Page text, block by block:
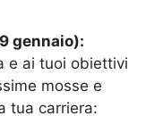
gennaio):
e ai tuoi obiettivi
mosse e
tua carriera: